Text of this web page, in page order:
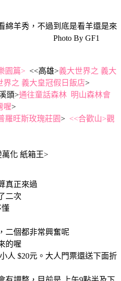
綿羊秀，不過到底是看羊還是來
By GF1
園篇> <<高雄>義大世界之 義大
界之 義大皇冠假日飯店>
頭>通往童話森林 明山森林會
喔>
羅旺斯玫瑰莊園> <<合歡山>觀
萬化 紙箱王>
真正來過
二次
懂
二個都非常興奮呢
的喔
人 $20元。大人門票還送下面折